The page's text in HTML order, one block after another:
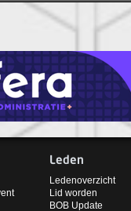
Leden
Ledenoverzicht
Lid worden
BOB Update